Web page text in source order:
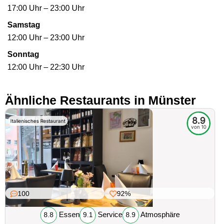
17:00 Uhr – 23:00 Uhr
Samstag
12:00 Uhr – 23:00 Uhr
Sonntag
12:00 Uhr – 22:30 Uhr
Ähnliche Restaurants in Münster
Italienisches Restaurant 8.9
von 10
100 92%
8.8 Essen 9.1 Service 8.9 Atmosphäre